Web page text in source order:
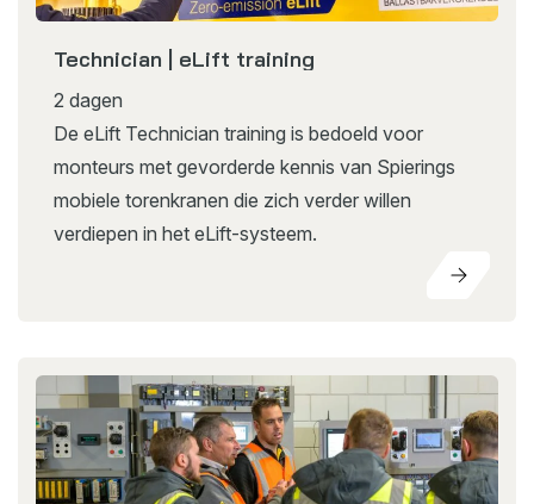
Technician | eLift training
2 dagen
De eLift Technician training is bedoeld voor
monteurs met gevorderde kennis van Spierings
mobiele torenkranen die zich verder willen
verdiepen in het eLift-systeem.